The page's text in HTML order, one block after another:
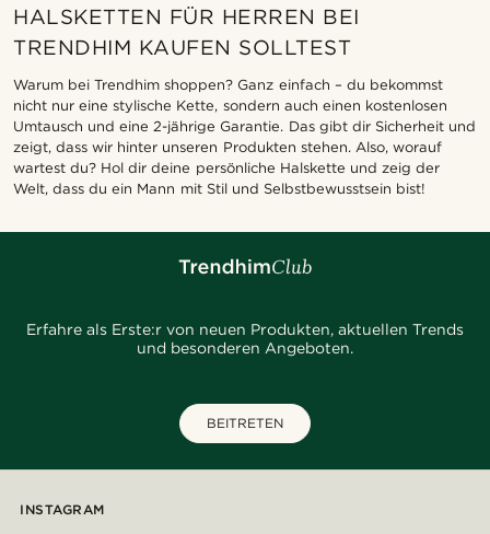
HALSKETTEN FÜR HERREN BEI
TRENDHIM KAUFEN SOLLTEST
Warum bei Trendhim shoppen? Ganz einfach – du bekommst
nicht nur eine stylische Kette, sondern auch einen kostenlosen
Umtausch und eine 2-jährige Garantie. Das gibt dir Sicherheit und
zeigt, dass wir hinter unseren Produkten stehen. Also, worauf
wartest du? Hol dir deine persönliche Halskette und zeig der
Welt, dass du ein Mann mit Stil und Selbstbewusstsein bist!
Erfahre als Erste:r von neuen Produkten, aktuellen Trends
und besonderen Angeboten.
BEITRETEN
INSTAGRAM